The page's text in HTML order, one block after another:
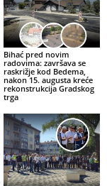
Bihać pred novim
radovima: završava se
raskrižje kod Bedema,
nakon 15. augusta kreće
rekonstrukcija Gradskog
trga